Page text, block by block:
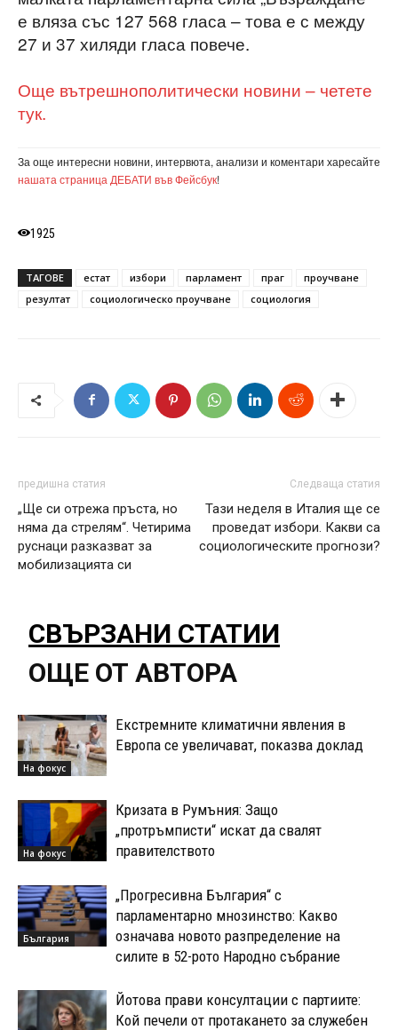
е вляза със 127 568 гласа – това е с между
27 и 37 хиляди гласа повече.
Още вътрешнополитически новини – четете
тук.
За още интересни новини, интервюта, анализи и коментари харесайте
нашата страница ДЕБАТИ във Фейсбук!
1925
ТАГОВЕ естат избори парламент праг
проучване
резултат
социологическо проучване социология
предишна статия
„Ще си отрежа пръста, но
няма да стрелям“. Четирима
руснаци разказват за
мобилизацията си
Следваща статия
Тази неделя в Италия ще се
проведат избори. Какви са
социологическите прогнози?
СВЪРЗАНИ СТАТИИ
ОЩЕ ОТ АВТОРА
На фокус
Екстремните климатични явления в
Европа се увеличават, показва доклад
На фокус
Кризата в Румъния: Защо
„протръмписти“ искат да свалят
правителството
България
„Прогресивна България“ с
парламентарно мнозинство: Какво
означава новото разпределение на
силите в 52-рото Народно събрание
Йотова прави консултации с партиите:
Кой печели от протакането за служебен